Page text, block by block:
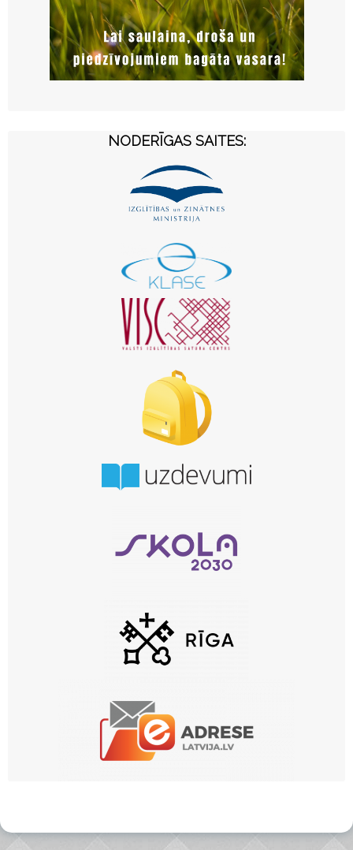
NODERĪGAS SAITES: